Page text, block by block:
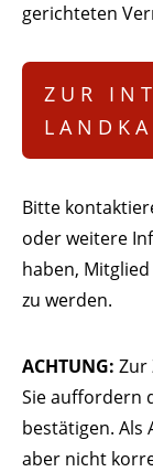
gerichteten
ZUR
Bitte
oder weitere
haben, Mitglied
zu werden.
ACHTUNG: Zur
Sie auffordern
bestätigen. Als
aber nicht